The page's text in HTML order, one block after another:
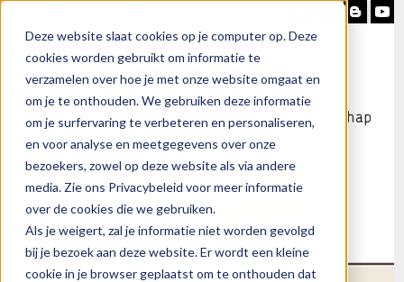
Deze website slaat cookies op je computer op. Deze
cookies worden gebruikt om informatie te
verzamelen over hoe je met onze website omgaat en
om je te onthouden. We gebruiken deze informatie
om je surfervaring te verbeteren en personaliseren,
en voor analyse en meetgegevens over onze
bezoekers, zowel op deze website als via andere
media. Zie ons Privacybeleid voor meer informatie
over de cookies die we gebruiken.
Als je weigert, zal je informatie niet worden gevolgd
bij je bezoek aan deze website. Er wordt een kleine
cookie in je browser geplaatst om te onthouden dat
Heb je vragen?
Plan een (online) afspraak in